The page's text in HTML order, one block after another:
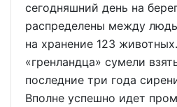
сегодняшний день на
распределены между
на хранение 123
«гренландца» сумели
последние три года
Вполне успешно идет